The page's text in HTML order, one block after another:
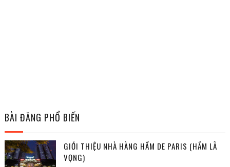
BÀI ĐĂNG PHỔ BIẾN
GIỚI THIỆU NHÀ HÀNG HẦM DE PARIS (HẦM LÃ
VỌNG)